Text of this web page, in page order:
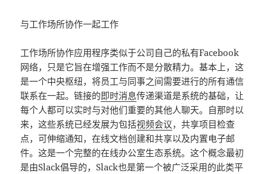
与工作场所协作一起工作
工作场所协作应用程序类似于公司自己的私有Facebook
网络，只是它旨在增强工作而不是分散精力。基本上，这
是一个中央枢纽，将员工与同事之间需要进行的所有通信
联系在一起。链接的即时消息传递渠道是系统的基础，让
每个人都可以实时与对他们重要的其他人聊天。自那时以
来，这些系统已经发展为包括视频会议，共享项目检查
点，可伸缩通知，在线文档创建和共享以及内置电子邮
件。这是一个完整的在线办公室生态系统。这个概念最初
是由Slack倡导的，Slack也是第一个被广泛采用的此类平